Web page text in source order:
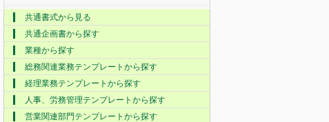
共通書式から見る
共通企画書から探す
業種から探す
総務関連業務テンプレートから探す
経理業務テンプレートから探す
人事、労務管理テンプレートから探す
営業関連部門テンプレートから探す